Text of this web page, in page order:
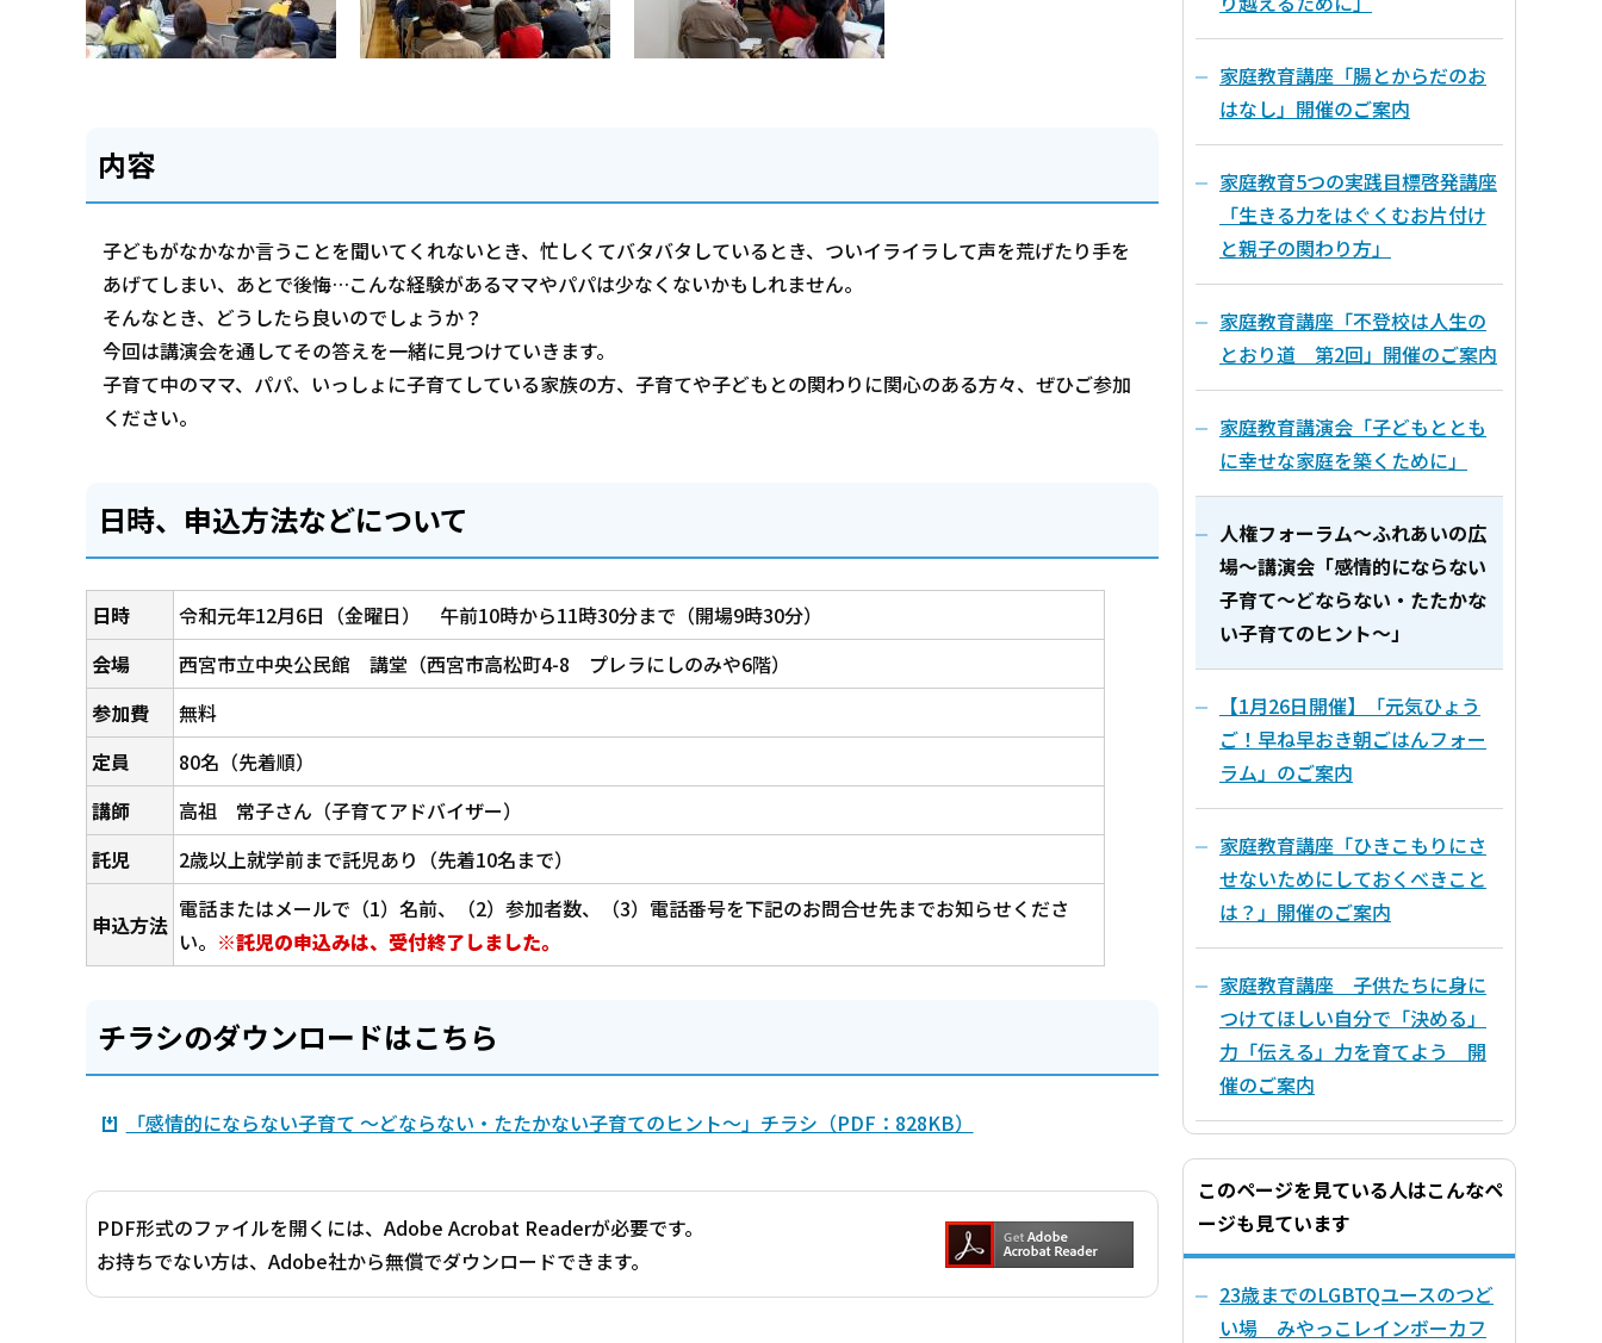
内容
子どもがなかなか言うことを聞いてくれないとき、忙しくてバタバタしているとき、ついイライラして声を荒げたり手を
あげてしまい、あとで後悔…こんな経験があるママやパパは少なくないかもしれません。
そんなとき、どうしたら良いのでしょうか？
今回は講演会を通してその答えを一緒に見つけていきます。
子育て中のママ、パパ、いっしょに子育てしている家族の方、子育てや子どもとの関わりに関心のある方々、ぜひご参加
ください。
日時、申込方法などについて
日時
令和元年12月6日（金曜日） 午前10時から11時30分まで（開場9時30分）
会場
西宮市立中央公民館 講堂（西宮市高松町4-8 プレラにしのみや6階）
参加費
無料
定員
80名（先着順）
講師
高祖 常子さん（子育てアドバイザー）
託児
2歳以上就学前まで託児あり（先着10名まで）
申込方法
電話またはメールで（1）名前、（2）参加者数、（3）電話番号を下記のお問合せ先までお知らせくださ
い。 ※託児の申込みは、受付終了しました。
チラシのダウンロードはこちら
「感情的にならない子育て ～どならない・たたかない子育てのヒント～」チラシ（PDF：828KB）
PDF形式のファイルを開くには、Adobe Acrobat Readerが必要です。
お持ちでない方は、Adobe社から無償でダウンロードできます。
家庭教育講座「腸とからだのお
はなし」開催のご案内
家庭教育5つの実践目標啓発講座
「生きる力をはぐくむお片付け
と親子の関わり方」
家庭教育講座「不登校は人生の
とおり道 第2回」開催のご案内
家庭教育講演会「子どもととも
に幸せな家庭を築くために」
人権フォーラム～ふれあいの広
場～講演会「感情的にならない
子育て～どならない・たたかな
い子育てのヒント～」
【1月26日開催】「元気ひょう
ご！早ね早おき朝ごはんフォー
ラム」のご案内
家庭教育講座「ひきこもりにさ
せないためにしておくべきこと
は？」開催のご案内
家庭教育講座 子供たちに身に
つけてほしい自分で「決める」
力「伝える」力を育てよう 開
催のご案内
このページを見ている人はこんなペ
ージも見ています
23歳までのLGBTQユースのつど
い場 みやっこレインボーカフ